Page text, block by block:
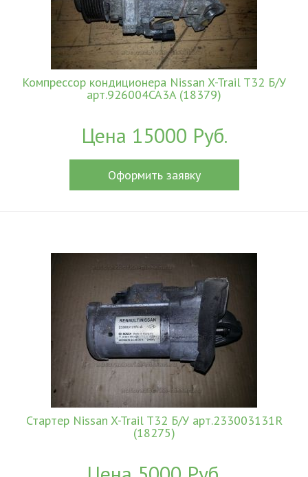
Компрессор кондиционера Nissan X-Trail T32 Б/У
арт.926004CA3A (18379)
Цена 15000 Руб.
Оформить заявку
Стартер Nissan X-Trail T32 Б/У арт.233003131R
(18275)